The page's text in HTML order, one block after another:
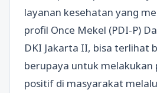
layanan kesehatan yang
profil Once Mekel (PDI-P)
DKI Jakarta II, bisa terlihat
berupaya untuk melakukan
positif di masyarakat